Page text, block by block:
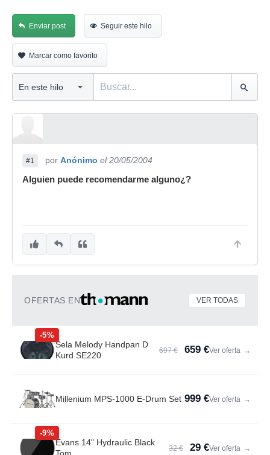
Enviar post Seguir este hilo
Marcar como favorito
#1 por Anónimo el 20/05/2004
Alguien puede recomendarme alguno¿?
OFERTAS EN VER TODAS
-5%
Sela Melody Handpan D
Kurd SE220
697 € 659 €Ver oferta →
Millenium MPS-1000 E-Drum Set 999 €Ver oferta →
-9%
Evans 14" Hydraulic Black
32 € 29 €Ver oferta →